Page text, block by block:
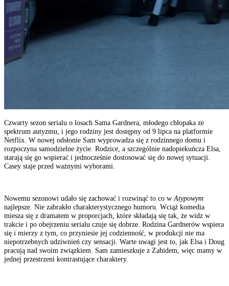
Czwarty sezon serialu o losach Sama Gardnera, młodego chłopaka ze
spektrum autyzmu, i jego rodziny jest dostępny od 9 lipca na platformie
Netflix. W nowej odsłonie Sam wyprowadza się z rodzinnego domu i
rozpoczyna samodzielne życie. Rodzice, a szczególnie nadopiekuńcza Elsa,
starają się go wspierać i jednocześnie dostosować się do nowej sytuacji.
Casey staje przed ważnymi wyborami.
Nowemu sezonowi udało się zachować i rozwinąć to co w Atypowym
najlepsze. Nie zabrakło charakterystycznego humoru. Wciąż komedia
miesza się z dramatem w proporcjach, które składają się tak, że widz w
trakcie i po obejrzeniu serialu czuje się dobrze. Rodzina Gardnerów wspiera
się i mierzy z tym, co przyniesie jej codzienność, w produkcji nie ma
niepotrzebnych udziwnień czy sensacji. Warte uwagi jest to, jak Elsa i Doug
pracują nad swoim związkiem. Sam zamieszkuje z Zahidem, więc mamy w
jednej przestrzeni kontrastujące charaktery.